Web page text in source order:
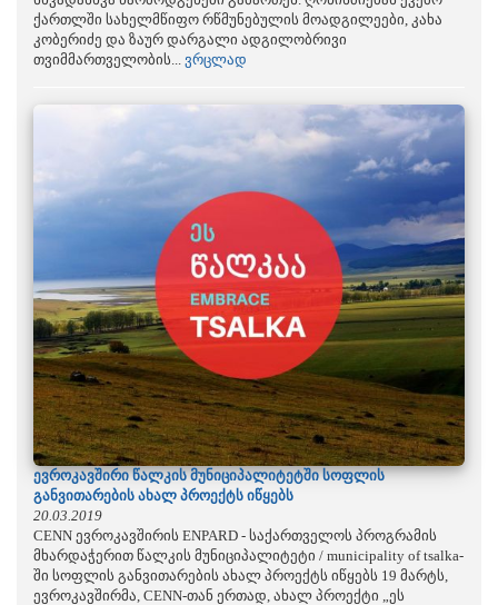
ქართლში სახელმწიფო რწმუნებულის მოადგილეები, კახა
კობერიძე და ზაურ დარგალი ადგილობრივი
თვიმმართველობის... ვრცლად
ევროკავშირი წალკის მუნიციპალიტეტში სოფლის
განვითარების ახალ პროექტს იწყებს
20.03.2019
CENN ევროკავშირის ENPARD - საქართველოს პროგრამის
მხარდაჭერით წალკის მუნიციპალიტეტი / municipality of tsalka-
ში სოფლის განვითარების ახალ პროექტს იწყებს 19 მარტს,
ევროკავშირმა, CENN-თან ერთად, ახალ პროექტი „ეს